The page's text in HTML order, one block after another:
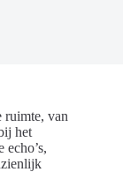
ruimte, van
het
echo’s,